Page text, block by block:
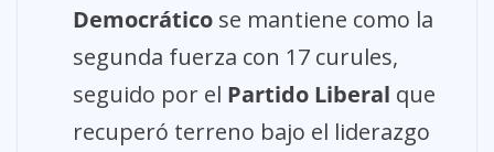
Democrático se mantiene como la
segunda fuerza con 17 curules,
seguido por el Partido Liberal que
recuperó terreno bajo el liderazgo